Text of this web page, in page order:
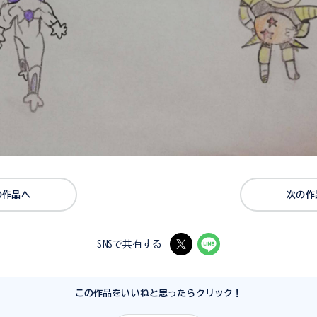
作品へ 次の作
SNSで共有する
この作品をいいねと思ったらクリック！